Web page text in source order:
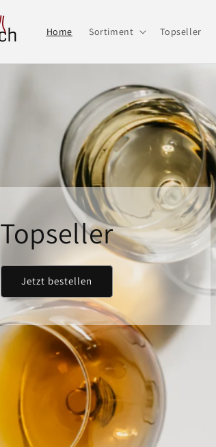
Home Sortiment Topseller
Topseller
Jetzt bestellen